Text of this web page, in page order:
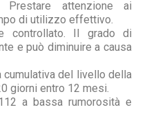
attenzione ai
di utilizzo effettivo.
controllato. Il grado di
e può diminuire a causa
cumulativa del livello della
giorni entro 12 mesi.
a bassa rumorosità e